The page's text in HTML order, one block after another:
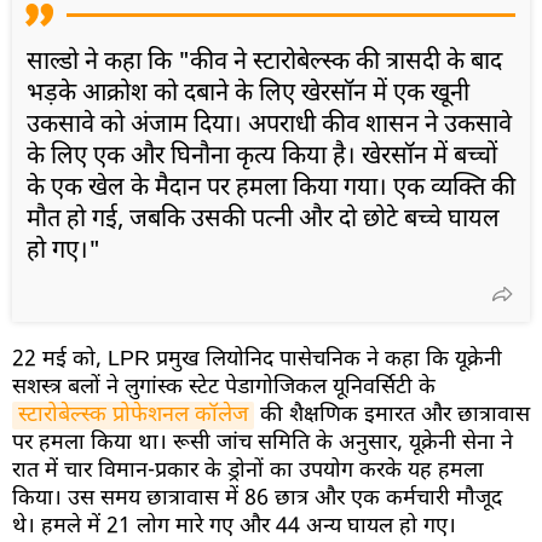
साल्डो ने कहा कि "कीव ने स्टारोबेल्स्क की त्रासदी के बाद
भड़के आक्रोश को दबाने के लिए खेरसॉन में एक खूनी
उकसावे को अंजाम दिया। अपराधी कीव शासन ने उकसावे
के लिए एक और घिनौना कृत्य किया है। खेरसॉन में बच्चों
के एक खेल के मैदान पर हमला किया गया। एक व्यक्ति की
मौत हो गई, जबकि उसकी पत्नी और दो छोटे बच्चे घायल
हो गए।"
22 मई को, LPR प्रमुख लियोनिद पासेचनिक ने कहा कि यूक्रेनी
सशस्त्र बलों ने लुगांस्क स्टेट पेडागोजिकल यूनिवर्सिटी के
स्टारोबेल्स्क प्रोफेशनल कॉलेज की शैक्षणिक इमारत और छात्रावास
पर हमला किया था। रूसी जांच समिति के अनुसार, यूक्रेनी सेना ने
रात में चार विमान-प्रकार के ड्रोनों का उपयोग करके यह हमला
किया। उस समय छात्रावास में 86 छात्र और एक कर्मचारी मौजूद
थे। हमले में 21 लोग मारे गए और 44 अन्य घायल हो गए।